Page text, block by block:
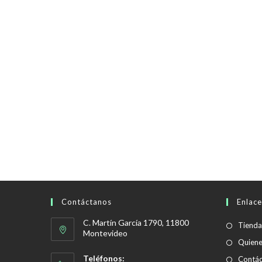
Contáctanos
C. Martín García 1790, 11800
Montevideo
Teléfonos:
Tienda